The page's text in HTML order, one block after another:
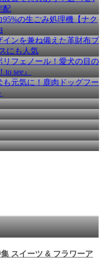
配
の生ごみ処理機【ナク
ンを兼ね備えた革財布ブ
にも人気
リフェノール！愛犬の目の
to see』
元気に！鹿肉ドッグフー
スイーツ & フラワーア